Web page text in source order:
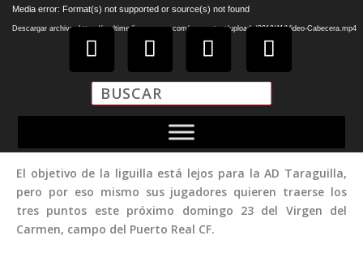
Reproductor
Media error: Format(s) not supported or source(s) not found
Descargar archivo: https://multimediasanroque.com/wp-content/uploads/2019/11/Video-Cabecera.mp4
El objetivo de la liguilla está lejos para la AD Taraguilla,
pero por eso mismo sus jugadores quieren traerse los
tres puntos este próximo domingo 23 del Virgen del
Carmen, campo del Puerto Real CF.